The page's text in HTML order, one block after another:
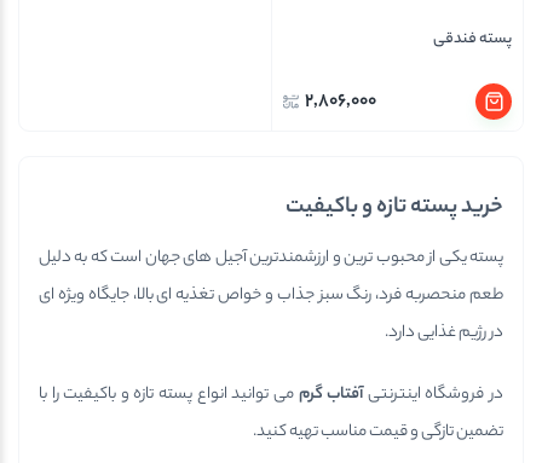
پسته فندقی
2,806,000
خرید پسته تازه و باکیفیت
پسته یکی از محبوب ترین و ارزشمندترین آجیل های جهان است که به دلیل
طعم منحصربه فرد، رنگ سبز جذاب و خواص تغذیه ای بالا، جایگاه ویژه ای
در رژیم غذایی دارد.
در فروشگاه اینترنتیآفتاب گرممی توانید انواع پسته تازه و باکیفیت را با
تضمین تازگی و قیمت مناسب تهیه کنید.